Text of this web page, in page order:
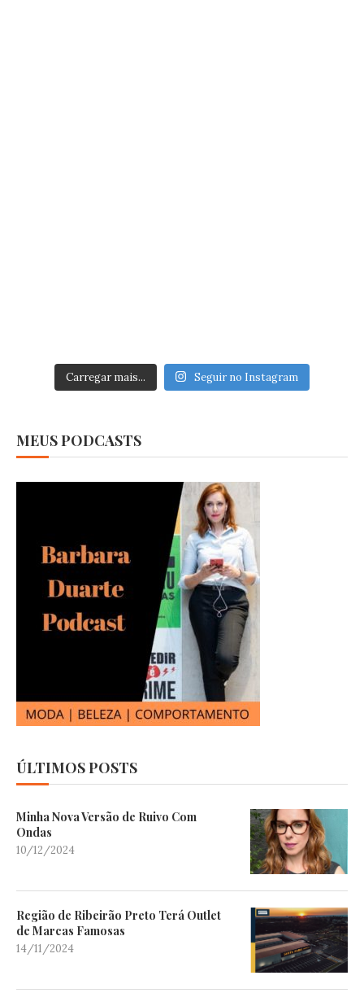
Carregar mais... Seguir no Instagram
MEUS PODCASTS
ÚLTIMOS POSTS
Minha Nova Versão de Ruivo Com
Ondas
10/12/2024
Região de Ribeirão Preto Terá Outlet
de Marcas Famosas
14/11/2024